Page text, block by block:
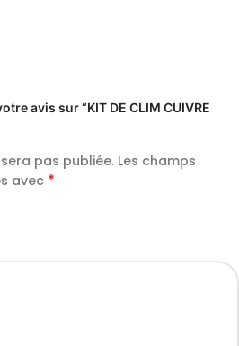
avis sur “KIT DE CLIM CUIVRE
pas publiée. Les champs
avec *